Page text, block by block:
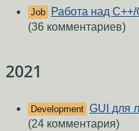
Job
Работа над
(36 комментариев)
2021
Development GUI для
(24 комментария)